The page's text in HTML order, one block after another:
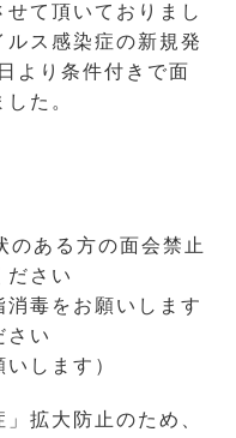
て頂いておりまし
ス感染症の新規発
より条件付きで面
た。
のある方の面会禁止
ださい
消毒をお願いします
さい
します）
拡大防止のため、